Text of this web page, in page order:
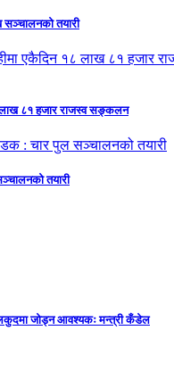
सञ्चालनको तयारी
लाख ८१ हजार राजस्व सङ्कलन
तयारी
जोड्न आवश्यकः मन्त्री कँडेल